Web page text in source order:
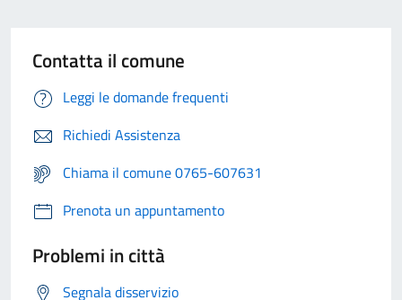
Contatta il comune
Leggi le domande frequenti
Richiedi Assistenza
Chiama il comune 0765-607631
Prenota un appuntamento
Problemi in città
Segnala disservizio